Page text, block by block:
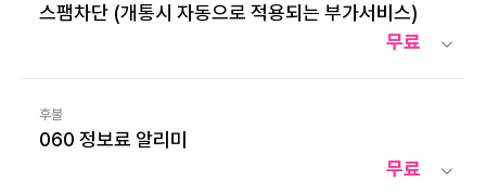
스팸차단 (개통시 자동으로 적용되는 부가서비스)
무료
후불
060 정보료 알리미
무료